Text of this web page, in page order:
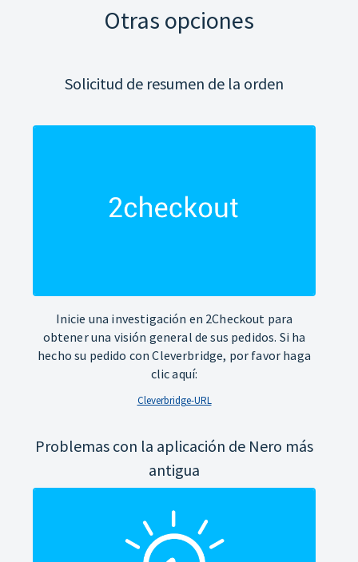
Otras opciones
Solicitud de resumen de la orden
Inicie una investigación en 2Checkout para
obtener una visión general de sus pedidos. Si ha
hecho su pedido con Cleverbridge, por favor haga
clic aquí:
Cleverbridge-URL
Problemas con la aplicación de Nero más
antigua